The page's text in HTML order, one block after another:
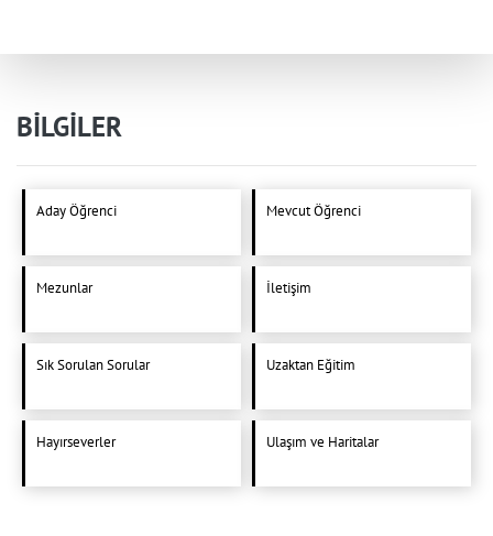
BİLGİLER
Aday Öğrenci Mevcut Öğrenci
Mezunlar İletişim
Sık Sorulan Sorular Uzaktan Eğitim
Hayırseverler Ulaşım ve Haritalar